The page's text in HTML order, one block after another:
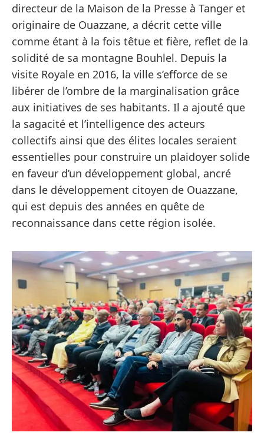
directeur de la Maison de la Presse à Tanger et
originaire de Ouazzane, a décrit cette ville
comme étant à la fois têtue et fière, reflet de la
solidité de sa montagne Bouhlel. Depuis la
visite Royale en 2016, la ville s’efforce de se
libérer de l’ombre de la marginalisation grâce
aux initiatives de ses habitants. Il a ajouté que
la sagacité et l’intelligence des acteurs
collectifs ainsi que des élites locales seraient
essentielles pour construire un plaidoyer solide
en faveur d’un développement global, ancré
dans le développement citoyen de Ouazzane,
qui est depuis des années en quête de
reconnaissance dans cette région isolée.